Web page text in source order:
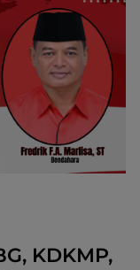
KDKMP,